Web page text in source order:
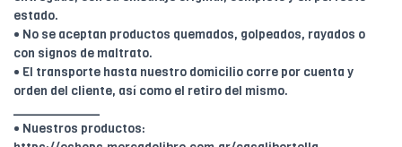
estado.
• No se aceptan productos quemados, golpeados, rayados o
con signos de maltrato.
• El transporte hasta nuestro domicilio corre por cuenta y
orden del cliente, así como el retiro del mismo.
____________
• Nuestros productos: